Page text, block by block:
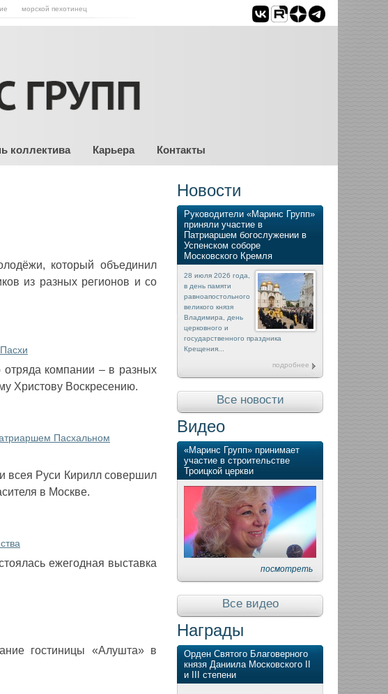
морской пехотинец
коллектива Карьера Контакты
который объединил
из разных регионов и со
отряда компании – в разных
Христову Воскресению.
Пасхальном
всея Руси Кирилл совершил
в Москве.
ежегодная выставка
гостиницы «Алушта» в
Новости
Руководители «Маринс Групп»
приняли участие в
Патриаршем богослужении в
Успенском соборе
Московского Кремля
28 июля 2026 года,
в день памяти
равноапостольного
великого князя
Владимира, день
церковного и
государственного праздника
Крещения...
подробнее
Все новости
Видео
«Маринс Групп» принимает
участие в строительстве
Троицкой церкви
посмотреть
Все видео
Награды
Орден Святого Благоверного
князя Даниила Московского II
и III степени